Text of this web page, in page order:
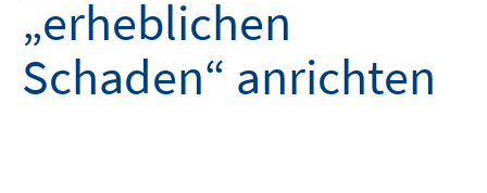
„erheblichen
Schaden“ anrichten